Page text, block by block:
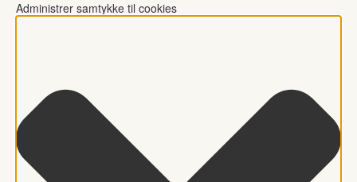
Administrer samtykke til cookies